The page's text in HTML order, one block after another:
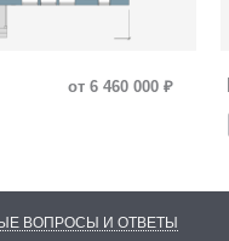
от 6 460 000 ₽
ВОПРОСЫ И ОТВЕТЫ